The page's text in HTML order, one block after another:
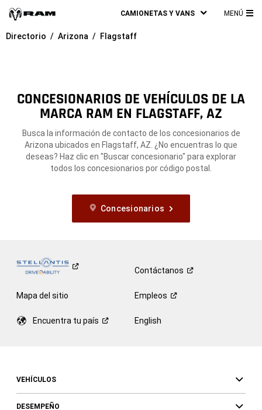
CAMIONETAS Y VANS MENÚ
Directorio Arizona Flagstaff
CONCESIONARIOS DE VEHÍCULOS DE LA
MARCA RAM EN FLAGSTAFF, AZ
Busca la información de contacto de los concesionarios de
Arizona ubicados en Flagstaff, AZ. ¿No encuentras lo que
deseas? Haz clic en "Buscar concesionario" para explorar
todos los concesionarios por código postal.
Concesionarios
Contáctanos
Mapa del sitio Empleos
Encuentra tu país English
VEHÍCULOS
DESEMPEÑO